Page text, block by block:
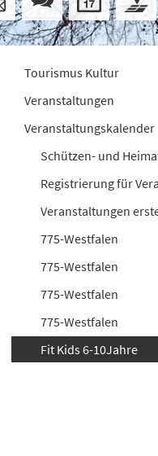
Tourismus Kultur
Veranstaltungen
Veranstaltungskalender
Schützen- und
Registrierung für
Veranstaltungen
775-Westfalen
775-Westfalen
775-Westfalen
775-Westfalen
Fit Kids 6-10Jahre